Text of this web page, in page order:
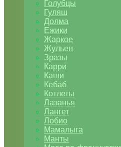
Голубцы
Гуляш
Долма
Ежики
Жаркое
Жульен
Зразы
Карри
Каши
Кебаб
Котлеты
Лазанья
Лангет
Лобио
Мамалыга
Манты